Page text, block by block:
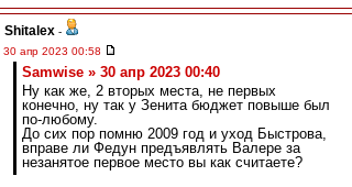
Shitalex -
30 апр 2023 00:58
Samwise » 30 апр 2023 00:40
Ну как же, 2 вторых места, не первых
конечно, ну так у Зенита бюджет повыше был
по-любому.
До сих пор помню 2009 год и уход Быстрова,
вправе ли Федун предъявлять Валере за
незанятое первое место вы как считаете?